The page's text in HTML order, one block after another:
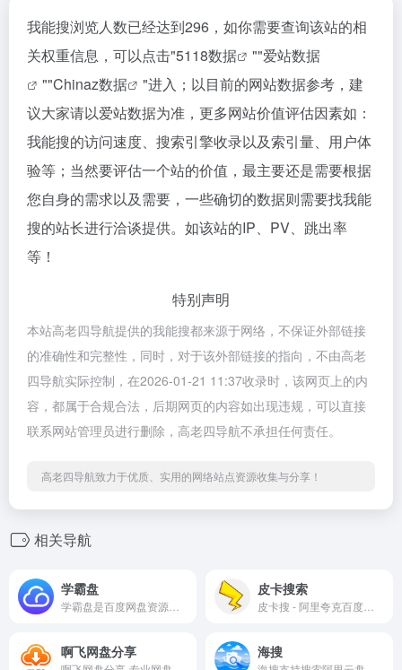
我能搜浏览人数已经达到296，如你需要查询该站的相
关权重信息，可以点击"5118数据 ""爱站数据
""Chinaz数据
"进入；以目前的网站数据参考，建
议大家请以爱站数据为准，更多网站价值评估因素如：
我能搜的访问速度、搜索引擎收录以及索引量、用户体
验等；当然要评估一个站的价值，最主要还是需要根据
您自身的需求以及需要，一些确切的数据则需要找我能
搜的站长进行洽谈提供。如该站的IP、PV、跳出率
等！
特别声明
本站高老四导航提供的我能搜都来源于网络，不保证外部链接
的准确性和完整性，同时，对于该外部链接的指向，不由高老
四导航实际控制，在2026-01-21 11:37收录时，该网页上的内
容，都属于合规合法，后期网页的内容如出现违规，可以直接
联系网站管理员进行删除，高老四导航不承担任何责任。
高老四导航致力于优质、实用的网络站点资源收集与分享！
相关导航
学霸盘 皮卡搜索
啊飞网盘分享 海搜